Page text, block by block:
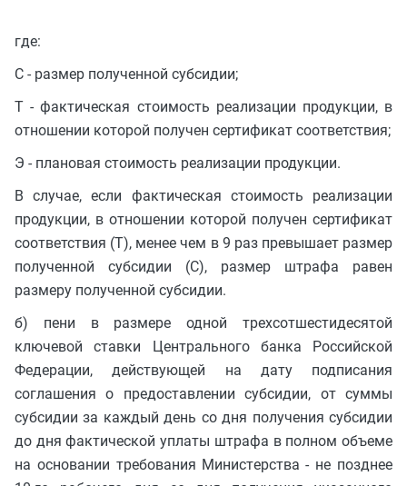
где:
C - размер полученной субсидии;
T - фактическая стоимость реализации продукции, в
отношении которой получен сертификат соответствия;
Э - плановая стоимость реализации продукции.
В случае, если фактическая стоимость реализации
продукции, в отношении которой получен сертификат
соответствия (T), менее чем в 9 раз превышает размер
полученной субсидии (C), размер штрафа равен
размеру полученной субсидии.
б) пени в размере одной трехсотшестидесятой
ключевой ставки Центрального банка Российской
Федерации, действующей на дату подписания
соглашения о предоставлении субсидии, от суммы
субсидии за каждый день со дня получения субсидии
до дня фактической уплаты штрафа в полном объеме
на основании требования Министерства - не позднее